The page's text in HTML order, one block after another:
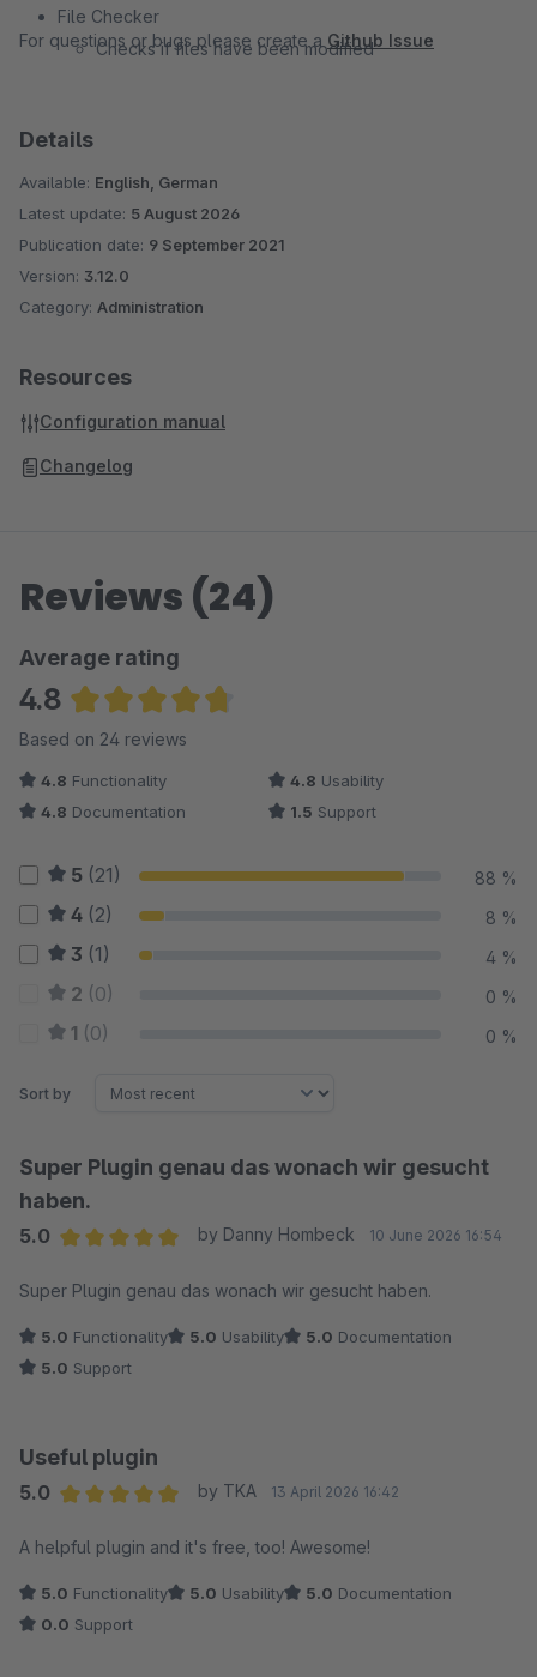
File Checker
Checks if files have been modified
For questions or bugs please create a Github Issue
Details
Available: English, German
Latest update: 5 August 2026
Publication date: 9 September 2021
Version: 3.12.0
Category: Administration
Resources
Configuration manual
Changelog
Reviews (24)
Average rating
4.8
Average rating of 4.81 out of 5 stars
Based on 24 reviews
4.8 Functionality 4.8 Usability
4.8 Documentation 1.5 Support
5 (21) 88 %
4 (2) 8 %
3 (1) 4 %
2 (0) 0 %
1 (0) 0 %
Sort by
Super Plugin genau das wonach wir gesucht
haben.
5.0
by Danny Hombeck 10 June 2026 16:54
Super Plugin genau das wonach wir gesucht haben.
5.0 Functionality 5.0 Usability 5.0 Documentation
5.0 Support
Useful plugin
5.0
by TKA 13 April 2026 16:42
A helpful plugin and it's free, too! Awesome!
5.0 Functionality 5.0 Usability 5.0 Documentation
0.0 Support